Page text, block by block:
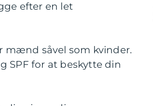
efter en let
mænd såvel som kvinder.
SPF for at beskytte din